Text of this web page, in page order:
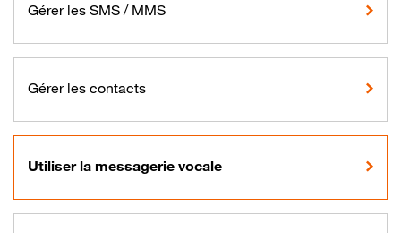
Gérer les SMS / MMS
Gérer les contacts
Utiliser la messagerie vocale